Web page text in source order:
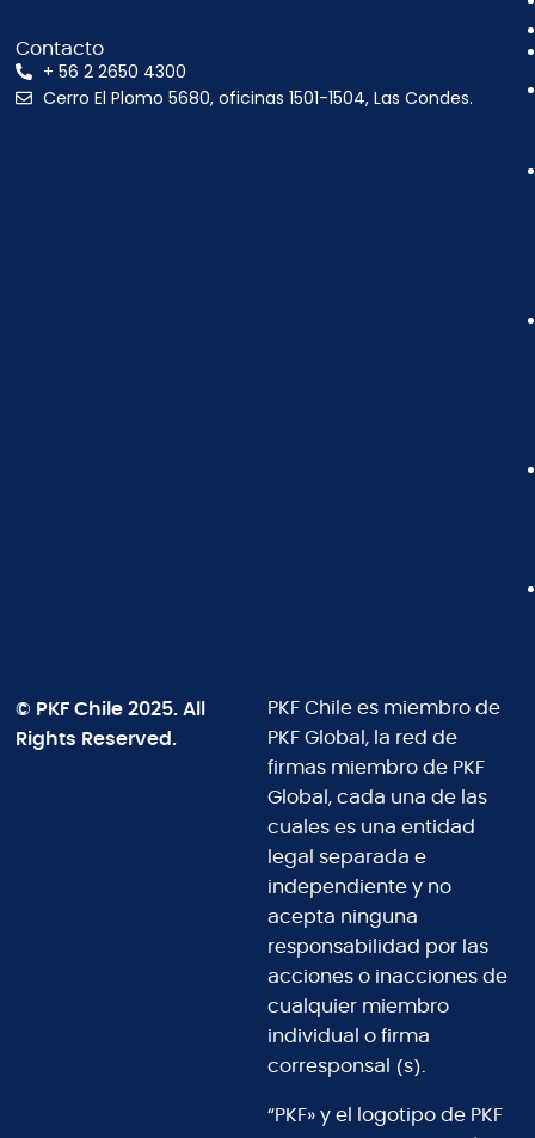
Contacto
+ 56 2 2650 4300
Cerro El Plomo 5680, oficinas 1501-1504, Las Condes.
© PKF Chile 2025. All
Rights Reserved.
PKF Chile es miembro de
PKF Global, la red de
firmas miembro de PKF
Global, cada una de las
cuales es una entidad
legal separada e
independiente y no
acepta ninguna
responsabilidad por las
acciones o inacciones de
cualquier miembro
individual o firma
corresponsal (s).
“PKF» y el logotipo de PKF